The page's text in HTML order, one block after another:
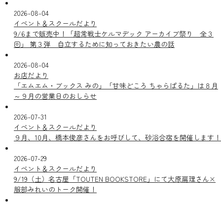
2026-08-04
イベント＆スクールだより
9/6まで販売中！「超常戦士ケルマデック アーカイブ祭り 全３
回」 第３弾 自立するために知っておきたい農の話
2026-08-04
お店だより
「エムエム・ブックス みの」「甘味どころ ちゃらぱるた」は８月
～９月の営業日のおしらせ
2026-07-31
イベント＆スクールだより
９月、10月、橋本俊彦さんをお呼びして、砂浴合宿を開催します！
2026-07-29
イベント＆スクールだより
9/19（土）名古屋「TOUTEN BOOKSTORE」にて大原扁理さん×
服部みれいのトーク開催！